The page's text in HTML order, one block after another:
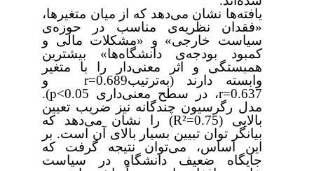
یافته‌ها نشان می‌دهد که از میان متغیرها،
«فقدان نظریه‌ی مناسب در حوزه‌ی
سیاست خارجی» و «مشکلات مالی و
کمبود بودجه‌ی دانشگاه‌ها» بیشترین
همبستگی و اثر معنی‌دار را با متغیر
وابسته دارند (به‌ترتیبr=0.689
r=0.637، در سطح معنی‌داریp<0.05
)
.
مدل رگرسیون چندگانه نیز ضریب تعیین
بالایی(R²=0.75) را نشان می‌دهد که
بیانگر توان تبیین بسیار بالای آن است. بر
این اساس، می‌توان نتیجه گرفت که
جایگاه ضعیف دانشگاه در سیاست